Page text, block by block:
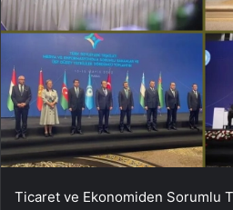
Ticaret ve Ekonomiden Sorumlu